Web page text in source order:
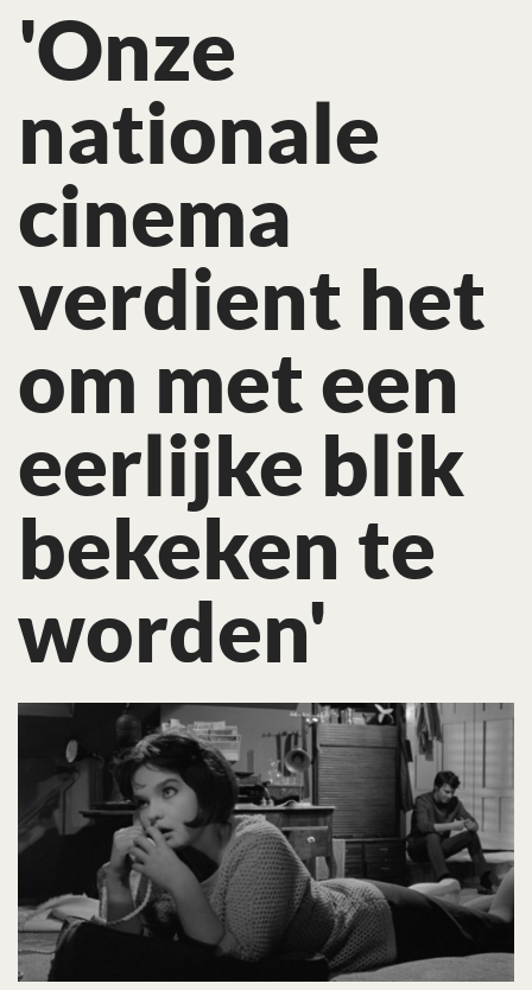
'Onze
nationale
cinema
verdient het
om met een
eerlijke blik
bekeken te
worden'